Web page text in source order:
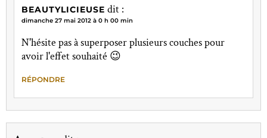
BEAUTYLICIEUSE dit :
dimanche 27 mai 2012 à 0 h 00 min
N'hésite pas à superposer plusieurs couches pour
avoir l'effet souhaité 😉
RÉPONDRE